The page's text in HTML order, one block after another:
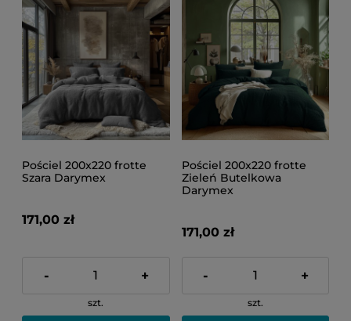
Pościel 200x220 frotte
Szara Darymex
171,00 zł
- +
szt.
Pościel 200x220 frotte
Zieleń Butelkowa
Darymex
171,00 zł
- +
szt.